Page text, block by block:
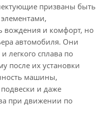
призваны быть
вождения и комфорт, но
автомобиля. Они
легкого сплава по
после их установки
машины,
и даже
при движении по